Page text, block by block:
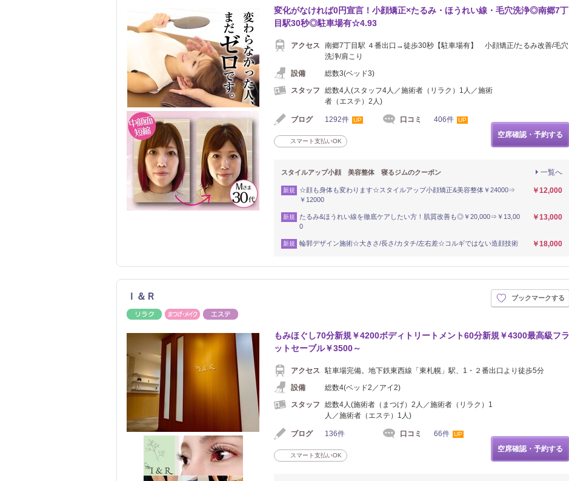
変化がなければ0円宣言！小顔矯正×たるみ・ほうれい線・毛穴洗浄◎南郷7丁
目駅30秒◎駐車場有☆4.93
アクセス
南郷7丁目駅 ４番出口→徒歩30秒【駐車場有】 小顔矯正/たるみ改善/毛穴
洗浄/肩こり
設備
総数3(ベッド3)
スタッフ
総数4人(スタッフ4人／施術者（リラク）1人／施術
者（エステ）2人)
ブログ 1292件 UP 口コミ 406件 UP
スマート支払いOK
空席確認・予約する
一覧へ
スタイルアップ小顔 美容整体 寝るジムのクーポン
新規
☆顔も身体も変わります☆スタイルアップ小顔矯正&美容整体￥24000⇒
￥12000
￥12,000
新規
たるみ&ほうれい線を徹底ケアしたい方！肌質改善も◎￥20,000⇒￥13,00
0
￥13,000
新規 輪郭デザイン施術☆大きさ/長さ/カタチ/左右差☆コルギではない造顔技術 ￥18,000
Ｉ＆Ｒ
リラク まつげ・メイク
ブックマークする
もみほぐし70分新規￥4200ボディトリートメント60分新規￥4300最高級フラ
ットセーブル￥3500～
アクセス
駐車場完備。地下鉄東西線「東札幌」駅、1・２番出口より徒歩5分
設備
総数4(ベッド2／アイ2)
スタッフ
総数4人(施術者（まつげ）2人／施術者（リラク）1
人／施術者（エステ）1人)
ブログ 136件 口コミ 66件 UP
スマート支払いOK
空席確認・予約する